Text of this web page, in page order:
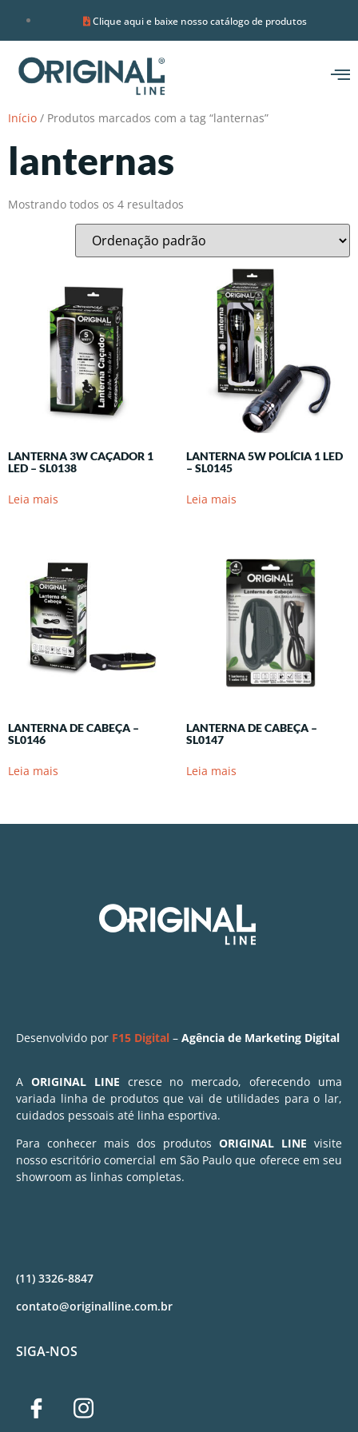
Clique aqui e baixe nosso catálogo de produtos
Início / Produtos marcados com a tag “lanternas”
lanternas
Mostrando todos os 4 resultados
LANTERNA 3W CAÇADOR 1
LED – SL0138
Leia mais
LANTERNA 5W POLÍCIA 1 LED
– SL0145
Leia mais
LANTERNA DE CABEÇA –
SL0146
Leia mais
LANTERNA DE CABEÇA –
SL0147
Leia mais
Desenvolvido por F15 Digital – Agência de Marketing Digital
A ORIGINAL LINE cresce no mercado, oferecendo uma
variada linha de produtos que vai de utilidades para o lar,
cuidados pessoais até linha esportiva.
Para conhecer mais dos produtos ORIGINAL LINE visite
nosso escritório comercial em São Paulo que oferece em seu
showroom as linhas completas.
(11) 3326-8847
contato@originalline.com.br
SIGA-NOS